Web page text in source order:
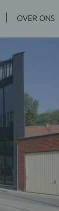
OVER ONS